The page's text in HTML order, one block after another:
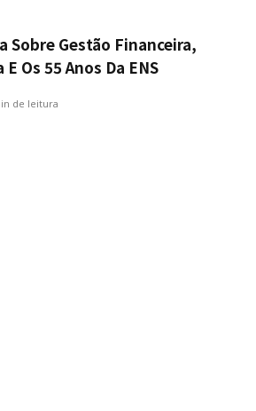
Sobre Gestão Financeira,
Os 55 Anos Da ENS
de leitura